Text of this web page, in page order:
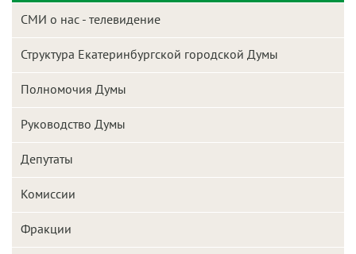
СМИ о нас - телевидение
Структура Екатеринбургской городской Думы
Полномочия Думы
Руководство Думы
Депутаты
Комиссии
Фракции